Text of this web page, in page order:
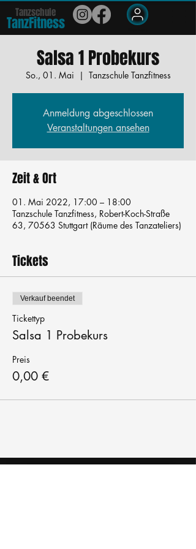
Tanzschule
TanzFitness
Salsa 1 Probekurs
So., 01. Mai
  |
Tanzschule Tanzfitness
Anmeldung abgeschlossen
Veranstaltungen ansehen
Zeit & Ort
01. Mai 2022, 17:00 – 18:00
Tanzschule Tanzfitness, Robert-Koch-Straße
63, 70563 Stuttgart (Räume des Tanzateliers)
Tickets
Verkauf beendet
Tickettyp
Salsa 1 Probekurs
Preis
0,00 €